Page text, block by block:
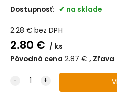
Dostupnosť: na sklade
2.28 € bez DPH
2.80 €
ks
Pôvodná cena 2.87€ Zľava